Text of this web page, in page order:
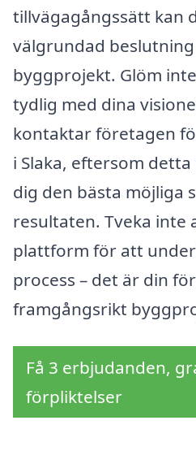
tillvägagångssätt kan
välgrundad
byggprojekt. Glöm
tydlig med dina
kontaktar företagen
i Slaka, eftersom
dig den bästa möjliga
resultaten. Tveka inte
plattform för att
process – det är din
framgångsrikt
Få 3 erbjudanden,
förpliktelser